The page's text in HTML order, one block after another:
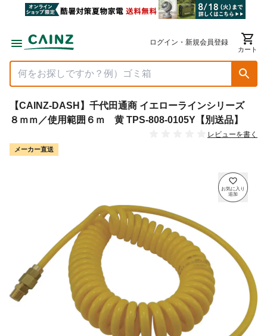
ログイン・新規会員登録
カート
【CAINZ-DASH】千代田通商 イエローラインシリーズ
８ｍｍ／使用範囲６ｍ 黄 TPS-808-0105Y【別送品】
レビューを書く
メーカー直送